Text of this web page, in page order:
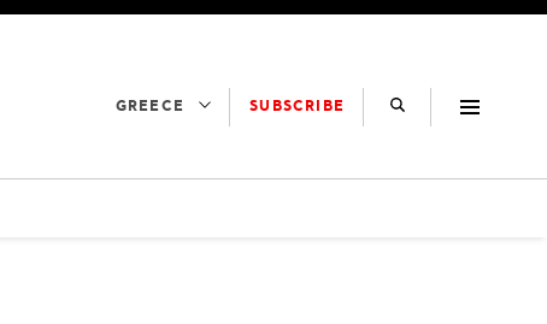
GREECE SUBSCRIBE